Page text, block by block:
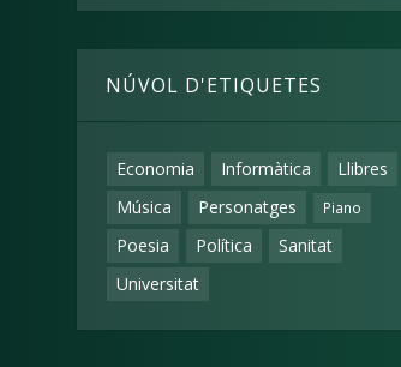
NÚVOL D'ETIQUETES
Economia Informàtica
Llibres
Música
Personatges Piano
Poesia Política
Sanitat
Universitat